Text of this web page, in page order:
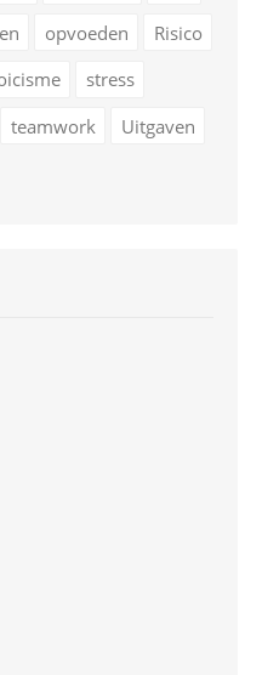
opvoeden
Risico
stress
teamwork
Uitgaven